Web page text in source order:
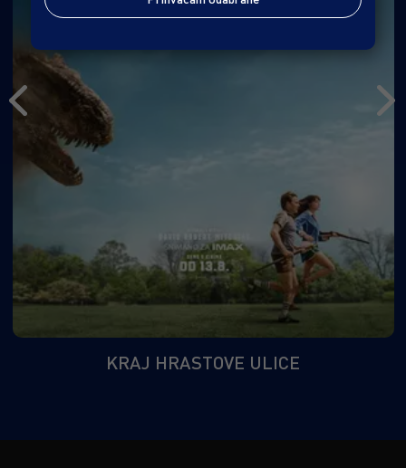
KRAJ HRASTOVE ULICE